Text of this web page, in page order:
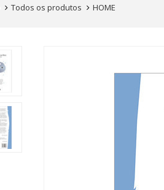
Todos os produtos HOME